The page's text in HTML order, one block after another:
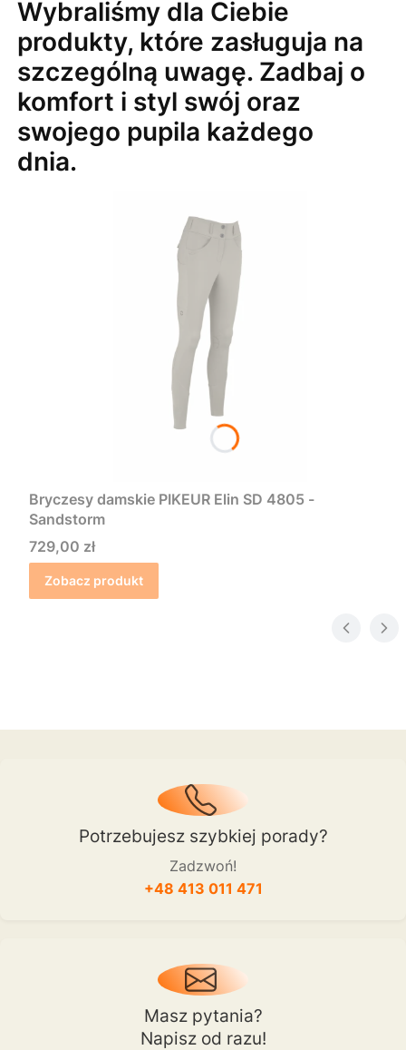
Wybraliśmy dla Ciebie
produkty, które zasługuja na
szczególną uwagę. Zadbaj o
komfort i styl swój oraz
swojego pupila każdego
dnia.
Bryczesy damskie PIKEUR Elin SD 4805 -
Sandstorm
Cena
729,00 zł
Zobacz produkt
Potrzebujesz szybkiej porady?
Zadzwoń!
+48 413 011 471
Masz pytania?
Napisz od razu!